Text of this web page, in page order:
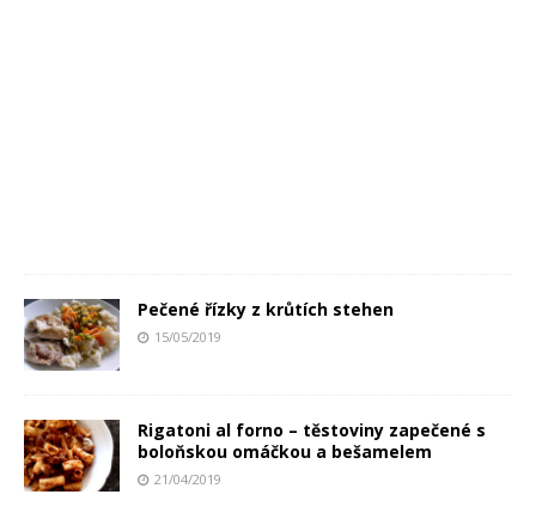
Pečené řízky z krůtích stehen
15/05/2019
Rigatoni al forno – těstoviny zapečené s
boloňskou omáčkou a bešamelem
21/04/2019